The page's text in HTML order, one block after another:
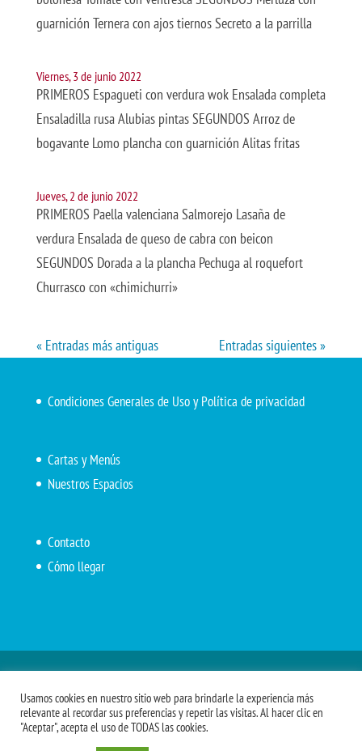
guarnición Ternera con ajos tiernos Secreto a la parrilla
Viernes, 3 de junio 2022
PRIMEROS Espagueti con verdura wok Ensalada completa
Ensaladilla rusa Alubias pintas SEGUNDOS Arroz de
bogavante Lomo plancha con guarnición Alitas fritas
Jueves, 2 de junio 2022
PRIMEROS Paella valenciana Salmorejo Lasaña de
verdura Ensalada de queso de cabra con beicon
SEGUNDOS Dorada a la plancha Pechuga al roquefort
Churrasco con «chimichurri»
« Entradas más antiguas Entradas siguientes »
Condiciones Generales de Uso y Política de privacidad
Cartas y Menús
Nuestros Espacios
Contacto
Cómo llegar
Menús Grupos 2023 Menú APV Encarga tu almuerzo
Comidas APM
Usamos cookies en nuestro sitio web para brindarle la experiencia más
relevante al recordar sus preferencias y repetir las visitas. Al hacer clic en
"Aceptar", acepta el uso de TODAS las cookies.